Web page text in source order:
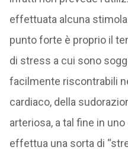
effettuata alcuna
punto forte è proprio il
di stress a cui sono
facilmente riscontrabili
cardiaco, della
arteriosa, a tal fine in
effettua una sorta di